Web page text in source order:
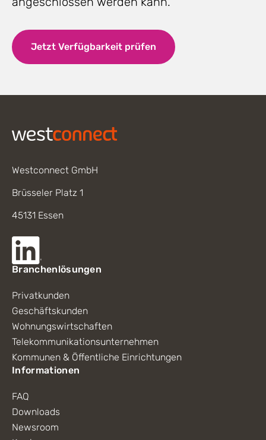
Jetzt Verfügbarkeit prüfen
Westconnect GmbH
Brüsseler Platz 1
45131 Essen
Branchenlösungen
Privatkunden
Geschäftskunden
Wohnungswirtschaften
Telekommunikationsunternehmen
Kommunen & Öffentliche Einrichtungen
Informationen
FAQ
Downloads
Newsroom